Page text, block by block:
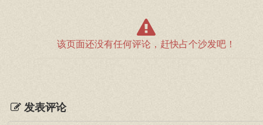
该页面还没有任何评论，赶快占个沙发吧！
发表评论